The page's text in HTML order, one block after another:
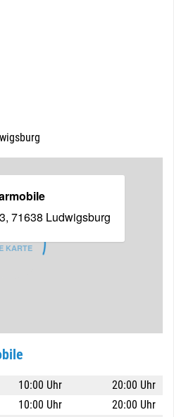
KARTE
71638 Ludwigsburg
10:00 Uhr
20:00 Uhr
10:00 Uhr
20:00 Uhr